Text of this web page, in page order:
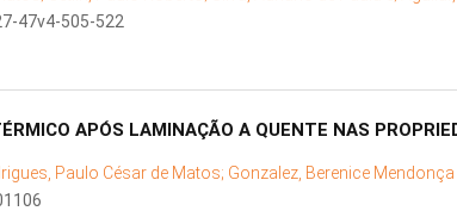
47v4-505-522
APÓS LAMINAÇÃO A QUENTE NAS
Paulo César de Matos; Gonzalez, Berenice Mendonça